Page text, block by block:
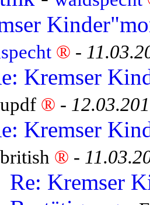
® -
Kremser
updf ® -
Kremser
british ® -
Re: Kremser